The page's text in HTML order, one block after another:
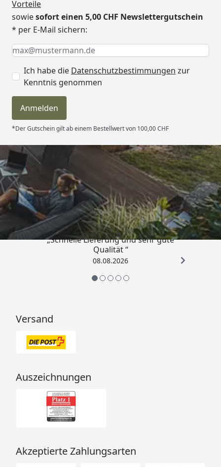
Vorteile
sowiesofort einen 5,00 CHF Newslettergutschein
* per E-Mail sichern:
Keine Eingabe erforderlich
Eingabe erforderlich
E-Mail *
Ich habe die Datenschutzbestimmungen zur
Kenntnis genommen
Anmelden
*Der Gutschein gilt ab einem Bestellwert von 100,00 CHF
Trusted Shops
4,81/ 5
„Schnelle Lieferung und sehr gute
Qualität “
08.08.2026
Versand
Auszeichnungen
Akzeptierte Zahlungsarten